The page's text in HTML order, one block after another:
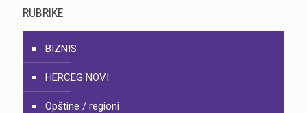
RUBRIKE
BIZNIS
HERCEG NOVI
Opštine / regioni